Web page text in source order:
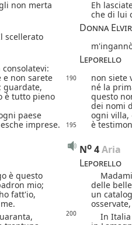
non merta
Eh
che di lui
Donna
scellerato
Leporello
consolatevi:
e non sarete 190
non siete
guardate,
né la
è tutto pieno
questo
dei nomi
paese
ogni villa,
imprese. 195 è
No 4 Aria
Leporello
è questo
mio;
delle
fatt'io,
un
200
In Italia